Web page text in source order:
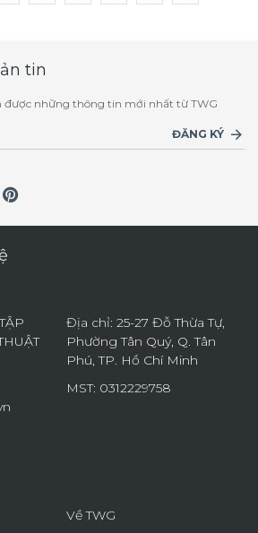
tin
những thông tin mới nhất từ TWG
ĐĂNG KÝ
Địa chỉ: 25-27 Đỗ Thừa Tự,
Phường Tân Quý, Q. Tân
Phú, TP. Hồ Chí Minh
MST: 0312229758
Về TWG